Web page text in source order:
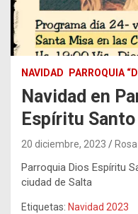
NAVIDAD PARROQUIA
Navidad en
Espíritu Santo
20 diciembre, 2023
Parroquia Dios Espíritu
ciudad de Salta
Etiquetas: Navidad 2023